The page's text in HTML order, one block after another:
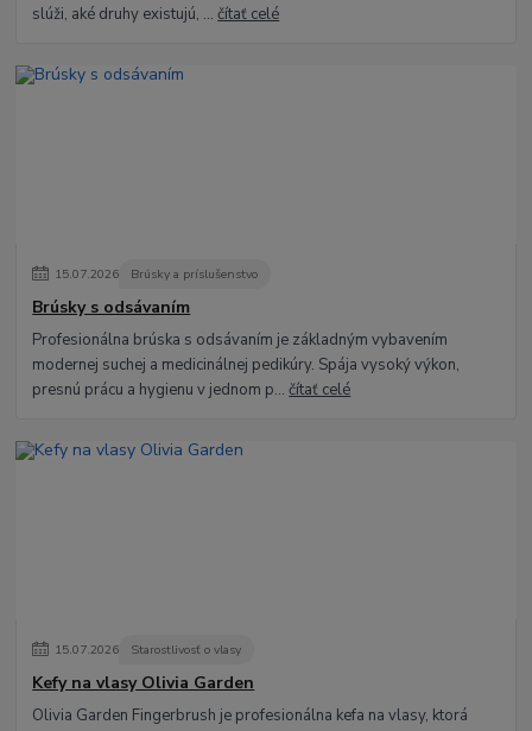
slúži, aké druhy existujú, ...čítať celé
15.07.2026 Brúsky a príslušenstvo
Brúsky s odsávaním
Profesionálna brúska s odsávaním je základným vybavením
modernej suchej a medicinálnej pedikúry. Spája vysoký výkon,
presnú prácu a hygienu v jednom p...čítať celé
15.07.2026 Starostlivosť o vlasy
Kefy na vlasy Olivia Garden
Olivia Garden Fingerbrush je profesionálna kefa na vlasy, ktorá